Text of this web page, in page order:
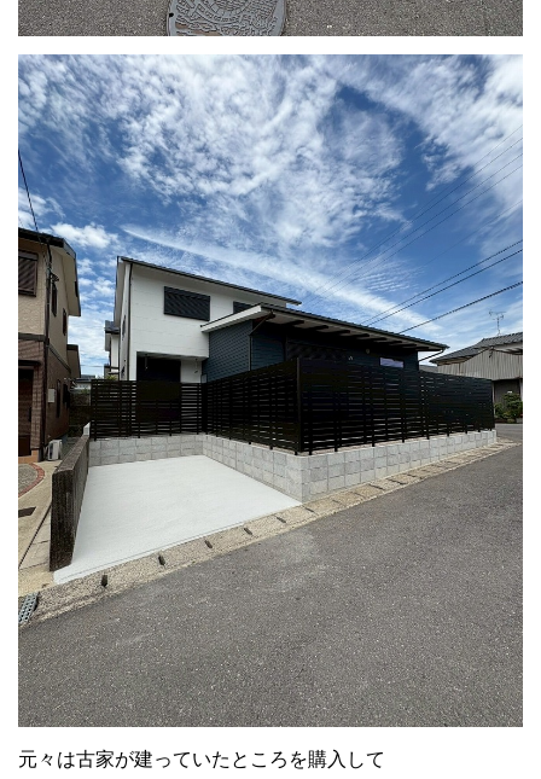
元々は古家が建っていたところを購入して